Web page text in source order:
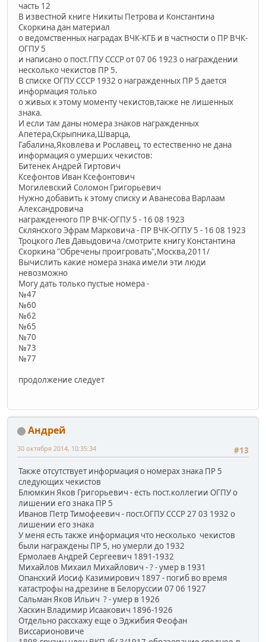
часть 12
В известной книге Никиты Петрова и Константина
Скоркина дан материал
о ведомственных наградах ВЧК-КГБ и в частности о ПР ВЧК-
ОГПУ 5
и написано о пост.ГПУ СССР от 07 06 1923 о награждении
несколько чекистов ПР 5.
В списке ОГПУ СССР 1932 о награжденных ПР 5 дается
информация только
о живых к этому моменту чекистов,также не лишенных
знака.
И если там даны номера знаков награжденных
Апетера,Скрыпника,Шварца,
Габалина,Яковлева и Рославец, то естественно не дана
информация о умерших чекистов:
Битенек Андрей Гиртович
Ксефонтов Иван Ксефонтович
Могилевский Соломон Григорьевич
Нужно добавить к этому списку и Аванесова Варлаам
Александровича
награжденного ПР ВЧК-ОГПУ 5 - 16 08 1923
Склянского Эфрам Марковича - ПР ВЧК-ОГПУ 5 - 16 08 1923
Троцкого Лев Давыдовича /смотрите книгу Константина
Скоркина "Обречены проигровать",Москва,2011/
Вычислить какие номера знака имели эти люди
невозможно
Могу дать только пустые номера -
№47
№60
№62
№65
№70
№73
№77
продолжение следует
Андрей
#13
30 октября 2014, 10:35:34
Также отсутствует информация о номерах знака ПР 5
следующих чекистов
Блюмкин Яков Григорьевич - есть пост.коллегии ОГПУ о
лишении его знака ПР 5
Иванов Петр Тимофеевич - пост.ОГПУ СССР 27 03 1932 о
лишении его знака
У меня есть также информация что несколько чекистов
были награждены ПР 5, но умерли до 1932
Ермолаев Андрей Сергеевич 1891-1932
Михайлов Михаил Михайлович - ? - умер в 1931
Опанский Иосиф Казимирович 1897 - погиб во время
катастрофы на дрезине в Белоруссии 07 06 1927
Сальман Яков Ильич ? - умер в 1926
Хаскин Владимир Исаакович 1896-1926
Отдельно расскажу еще о Эджибия Феофан
Виссарионовиче